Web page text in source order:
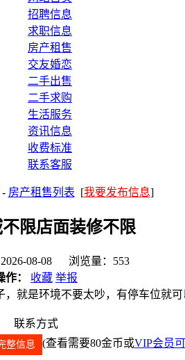
招聘信息
求职信息
房产租售
交友婚恋
二手出售
二手求购
生活服务
资讯信息
收费标准
联系客服
- 房产租售列表 [我要发布信息]
限店面装修不限
2026-08-08 浏览量：553
作：
收藏 举报
就是环境不要太吵，有停车位就
联系方式
整信息 (查看需要80金币或VIP会员